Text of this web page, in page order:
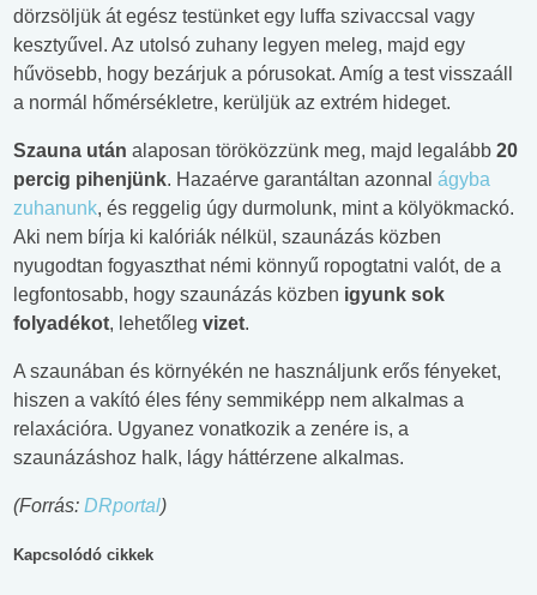
dörzsöljük át egész testünket egy luffa szivaccsal vagy
kesztyűvel. Az utolsó zuhany legyen meleg, majd egy
hűvösebb, hogy bezárjuk a pórusokat. Amíg a test visszaáll
a normál hőmérsékletre, kerüljük az extrém hideget.
Szauna után alaposan töröközzünk meg, majd legalább 20
percig pihenjünk. Hazaérve garantáltan azonnal ágyba
zuhanunk, és reggelig úgy durmolunk, mint a kölyökmackó.
Aki nem bírja ki kalóriák nélkül, szaunázás közben
nyugodtan fogyaszthat némi könnyű ropogtatni valót, de a
legfontosabb, hogy szaunázás közben igyunk sok
folyadékot, lehetőleg vizet.
A szaunában és környékén ne használjunk erős fényeket,
hiszen a vakító éles fény semmiképp nem alkalmas a
relaxációra. Ugyanez vonatkozik a zenére is, a
szaunázáshoz halk, lágy háttérzene alkalmas.
(Forrás: DRportal)
Kapcsolódó cikkek